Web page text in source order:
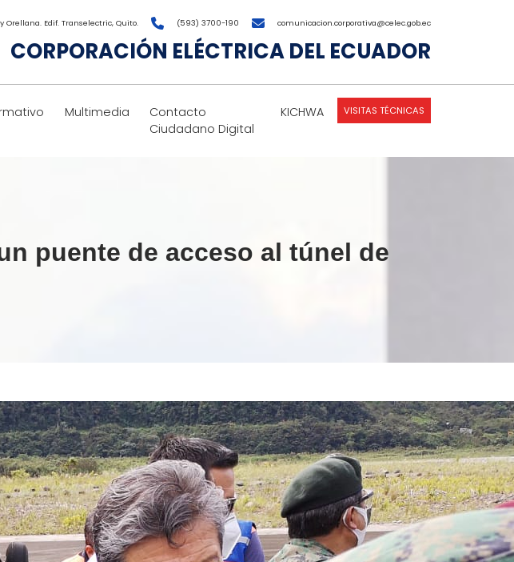
Edif. Transelectric, Quito. (593) 3700-190 comunicacion.corporativa@celec.gob.ec
CORPORACIÓN ELÉCTRICA DEL ECUADOR
Multimedia
Contacto
Ciudadano Digital
KICHWA VISITAS TÉCNICAS
puente de acceso al túnel de